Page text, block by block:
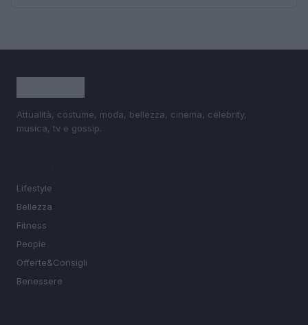
Attualità, costume, moda, bellezza, cinema, celebrity,
musica, tv e gossip.
Lifestyle
Bellezza
Fitness
People
Offerte&Consigli
Benessere